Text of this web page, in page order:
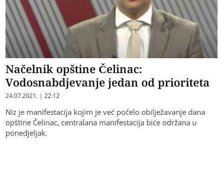
Načelnik opštine Čelinac:
Vodosnabdjevanje jedan od prioriteta
24.07.2021. | 22:12
Niz je manifestacija kojim je već počelo obilježavanje dana
opštine Čelinac, centralana manifestacija biće održana u
ponedjeljak.